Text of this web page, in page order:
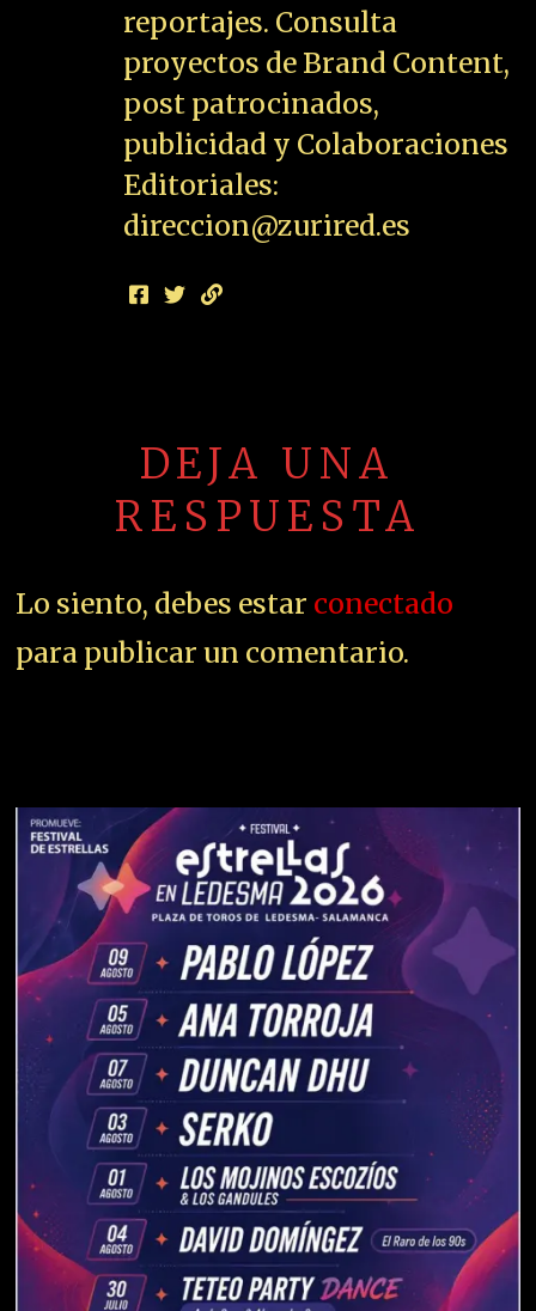
reportajes. Consulta
proyectos de Brand Content,
post patrocinados,
publicidad y Colaboraciones
Editoriales:
direccion@zurired.es
DEJA UNA
RESPUESTA
Lo siento, debes estar conectado
para publicar un comentario.